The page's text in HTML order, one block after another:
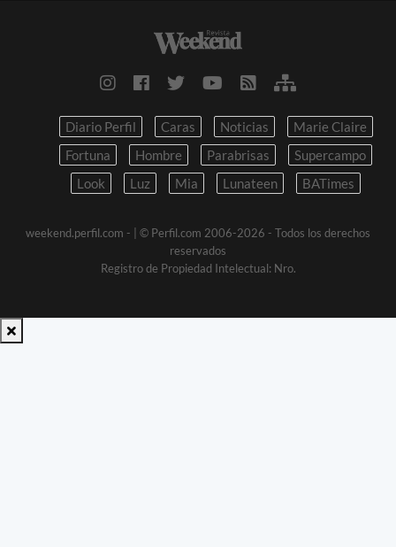
Diario Perfil Caras Noticias
Marie Claire
Fortuna
Hombre Parabrisas
Supercampo
Look
Luz Mia Lunateen BATimes
weekend.perfil.com -
| © Perfil.com 2006-2026 - Todos los derechos
reservados
Registro de Propiedad Intelectual: Nro.